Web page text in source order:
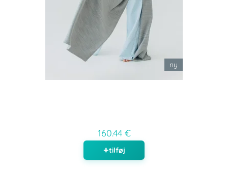
ny
160.44 €
tilføj